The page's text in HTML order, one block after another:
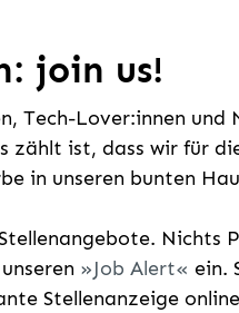
join us!
Tech-Lover:innen und
zählt ist, dass wir für
in unseren bunten
Nichts
Job Alert
ein.
Stellenanzeige